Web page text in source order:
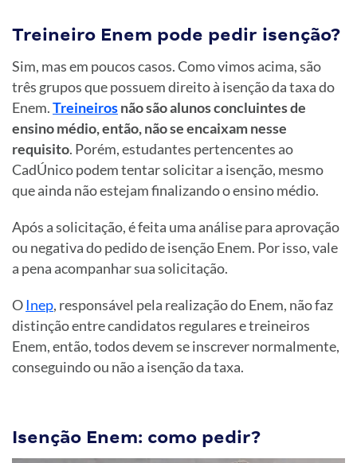
Treineiro Enem pode pedir isenção?
Sim, mas em poucos casos. Como vimos acima, são
três grupos que possuem direito à isenção da taxa do
Enem.Treineirosnão são alunos concluintes de
ensino médio, então, não se encaixam nesse
requisito. Porém, estudantes pertencentes ao
CadÚnico podem tentar solicitar a isenção, mesmo
que ainda não estejam finalizando o ensino médio.
Após a solicitação, é feita uma análise para aprovação
ou negativa do pedido de isenção Enem. Por isso, vale
a pena acompanhar sua solicitação.
OInep, responsável pela realização do Enem, não faz
distinção entre candidatos regulares e treineiros
Enem, então, todos devem se inscrever normalmente,
conseguindo ou não a isenção da taxa.
Isenção Enem: como pedir?